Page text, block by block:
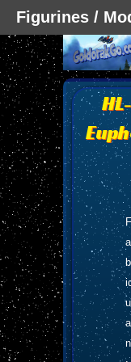
F
a
u
a
Figurines /